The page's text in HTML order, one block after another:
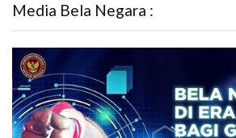
Media Bela Negara :